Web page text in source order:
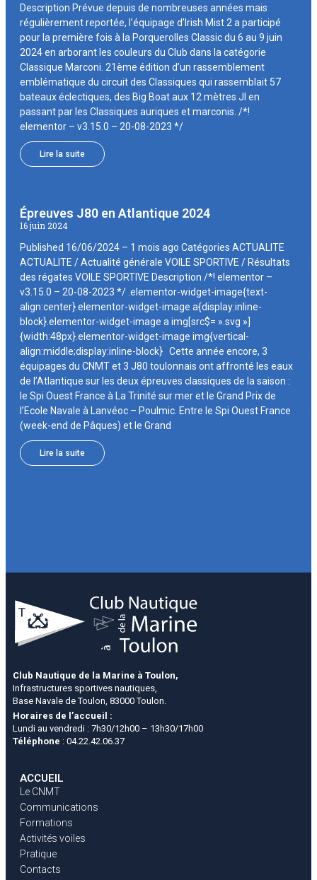
Description Prévue depuis de nombreuses années mais
régulièrement reportée, l’équipage d’Irish Mist 2 a participé
pour la première fois à la Porquerolles Classic du 6 au 9 juin
2024 en arborant les couleurs du Club dans la catégorie
Classique Marconi. 21ème édition d’un rassemblement
emblématique du circuit des Classiques qui rassemblait 57
bateaux éclectiques, des Big Boat aux 12 mètres JI en
passant par les Classiques auriques et marconis. /*!
elementor – v3.15.0 – 20-08-2023 */
Lire la suite
Épreuves J80 en Atlantique 2024
16 juin 2024
Published 16/06/2024 – 1 mois ago Catégories ACTUALITE
ACTUALITE / Actualité générale VOILE SPORTIVE / Résultats
des régates VOILE SPORTIVE Description /*! elementor –
v3.15.0 – 20-08-2023 */ .elementor-widget-image{text-
align:center}.elementor-widget-image a{display:inline-
block}.elementor-widget-image a img[src$= ».svg »]
{width:48px}.elementor-widget-image img{vertical-
align:middle;display:inline-block} Cette année encore, 3
équipages du CNMT et 3 J80 toulonnais ont affronté les eaux
de l’Atlantique sur les deux épreuves classiques de la saison :
le Spi Ouest France à La Trinité sur mer et le Grand Prix de
l’Ecole Navale à Lanvéoc – Poulmic. Entre le Spi Ouest France
(week-end de Pâques) et le Grand
Lire la suite
Club Nautique de la Marine à Toulon,
Infrastructures sportives nautiques,
Base Navale de Toulon, 83000 Toulon.
Horaires de l’accueil :
Lundi au vendredi : 7h30/12h00 – 13h30/17h00
Téléphone : 04.22.42.06.37
ACCUEIL
Le CNMT
Communications
Formations
Activités voiles
Pratique
Contacts